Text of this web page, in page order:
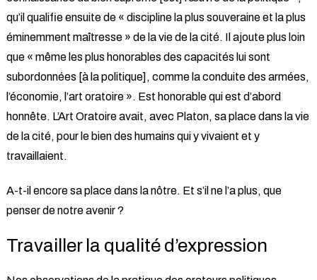
qu’il qualifie ensuite de « discipline la plus souveraine et la plus
éminemment maîtresse » de la vie de la cité. Il ajoute plus loin
que « même les plus honorables des capacités lui sont
subordonnées [à la politique], comme la conduite des armées,
l’économie, l’art oratoire ». Est honorable qui est d’abord
honnête. L’Art Oratoire avait, avec Platon, sa place dans la vie
de la cité, pour le bien des humains qui y vivaient et y
travaillaient.
A-t-il encore sa place dans la nôtre. Et s’il ne l’a plus, que
penser de notre avenir ?
Travailler la qualité d’expression